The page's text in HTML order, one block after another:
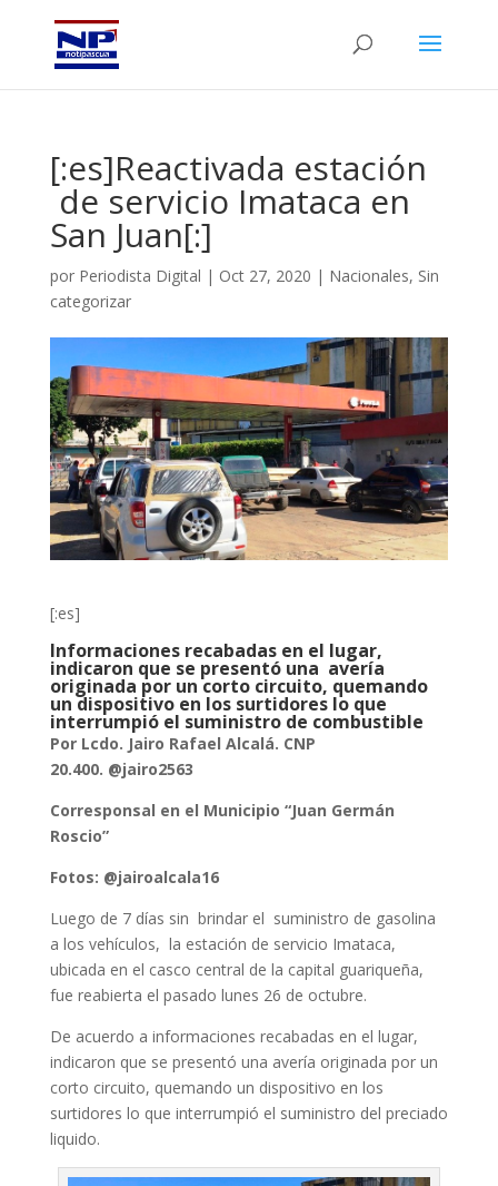
[:es]Reactivada estación
de servicio Imataca en
San Juan[:]
por Periodista Digital | Oct 27, 2020 | Nacionales, Sin
categorizar
[:es]
Informaciones recabadas en el lugar,
indicaron que se presentó una avería
originada por un corto circuito, quemando
un dispositivo en los surtidores lo que
interrumpió el suministro de combustible
Por Lcdo. Jairo Rafael Alcalá. CNP
20.400. @jairo2563
Corresponsal en el Municipio “Juan Germán
Roscio”
Fotos: @jairoalcala16
Luego de 7 días sin brindar el suministro de gasolina
a los vehículos, la estación de servicio Imataca,
ubicada en el casco central de la capital guariqueña,
fue reabierta el pasado lunes 26 de octubre.
De acuerdo a informaciones recabadas en el lugar,
indicaron que se presentó una avería originada por un
corto circuito, quemando un dispositivo en los
surtidores lo que interrumpió el suministro del preciado
liquido.